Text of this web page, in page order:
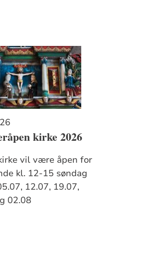
kirke 2026
vil være åpen for
kl. 12-15 søndag
12.07, 19.07,
02.08